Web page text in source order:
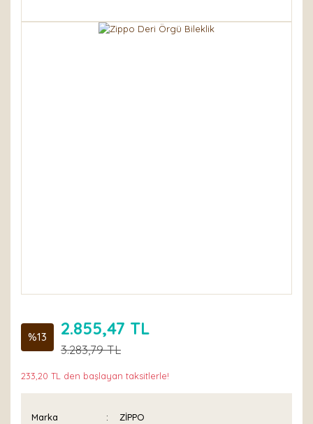
%13 2.855,47 TL
3.283,79 TL
233,20 TL den başlayan taksitlerle!
Marka ZİPPO